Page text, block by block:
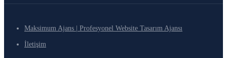
Maksimum Ajans | Profesyonel Website Tasarım Ajansı
İletişim